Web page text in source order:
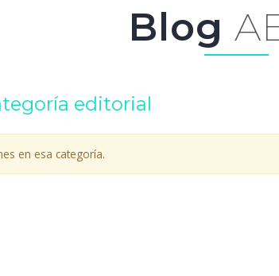
Blog
editorial
en esa categoría.